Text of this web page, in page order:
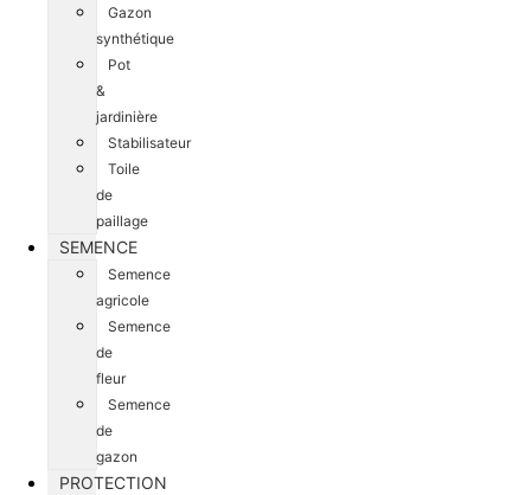
Gazon
synthétique
Pot
&
jardinière
Stabilisateur
Toile
de
paillage
SEMENCE
Semence
agricole
Semence
de
fleur
Semence
de
gazon
PROTECTION